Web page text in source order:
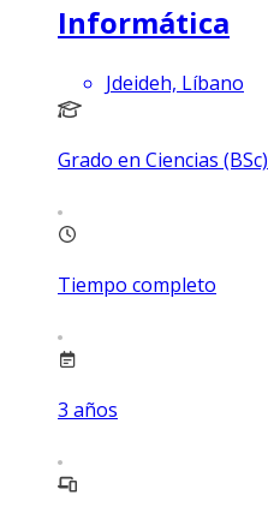
Informática
Jdeideh, Líbano
Grado en Ciencias (BSc)
Tiempo completo
3 años